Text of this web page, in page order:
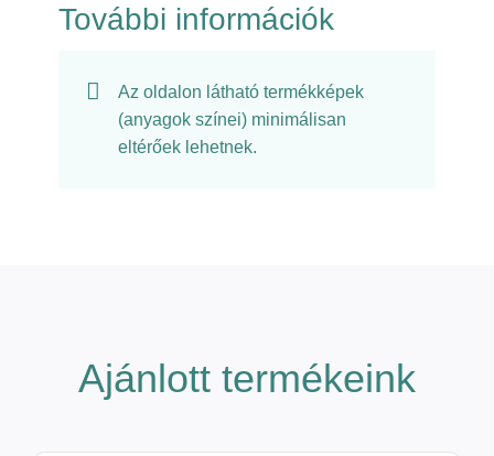
További információk
Az oldalon látható termékképek
(anyagok színei) minimálisan
eltérőek lehetnek.
Ajánlott termékeink